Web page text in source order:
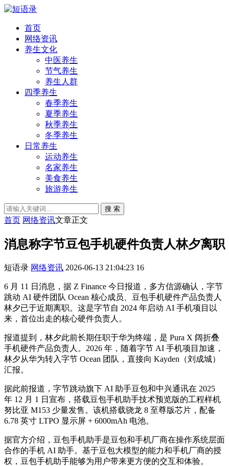
首页
网络资讯
养生文化
中医养生
节气养生
养生人群
四季养生
春季养生
夏季养生
秋季养生
冬季养生
日常养生
运动养生
名家养生
美食养生
旅游养生
搜 索
首页 网络资讯文章正文
消息称字节豆包手机硬件负责人林夕离职
短语录 网络资讯 2026-06-13 21:04:23 16
6 月 11 日消息，据 Z Finance 今日报道，多方信源确认，字节
跳动 AI 硬件团队 Ocean 核心成员、豆包手机硬件产品负责人
林夕已于近期离职。这是字节自 2024 年启动 AI 手机项目以
来，首位出走的核心硬件负责人。
报道提到，林夕此前长期任职于华为终端，是 Pura X 阔折叠
手机硬件产品负责人。2026 年，随着字节 AI 手机项目加速，
林夕从华为转入字节 Ocean 团队，直接向 Kayden（刘成城）
汇报。
据此前报道，字节跳动旗下 AI 助手豆包和中兴通讯在 2025
年 12 月 1 日宣布，搭载豆包手机助手技术预览版的工程样机
努比亚 M153 少量发售。该机搭载骁龙 8 至尊版芯片，配备
6.78 英寸 LTPO 显示屏 + 6000mAh 电池。
据官方介绍，豆包手机助手是豆包和手机厂商在操作系统层面
合作的手机 AI 助手。基于豆包大模型的能力和手机厂商的授
权，豆包手机助手能够为用户带来更方便的交互和体验。